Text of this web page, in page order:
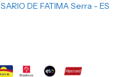
DE FATIMA Serra - ES